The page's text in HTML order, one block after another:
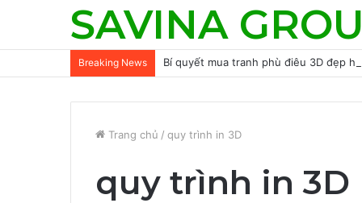
SAVINA
Breaking News Bí quyết mua tranh phù điêu 3D đẹp
Trang chủ / quy trình in 3D
quy trình in 3D